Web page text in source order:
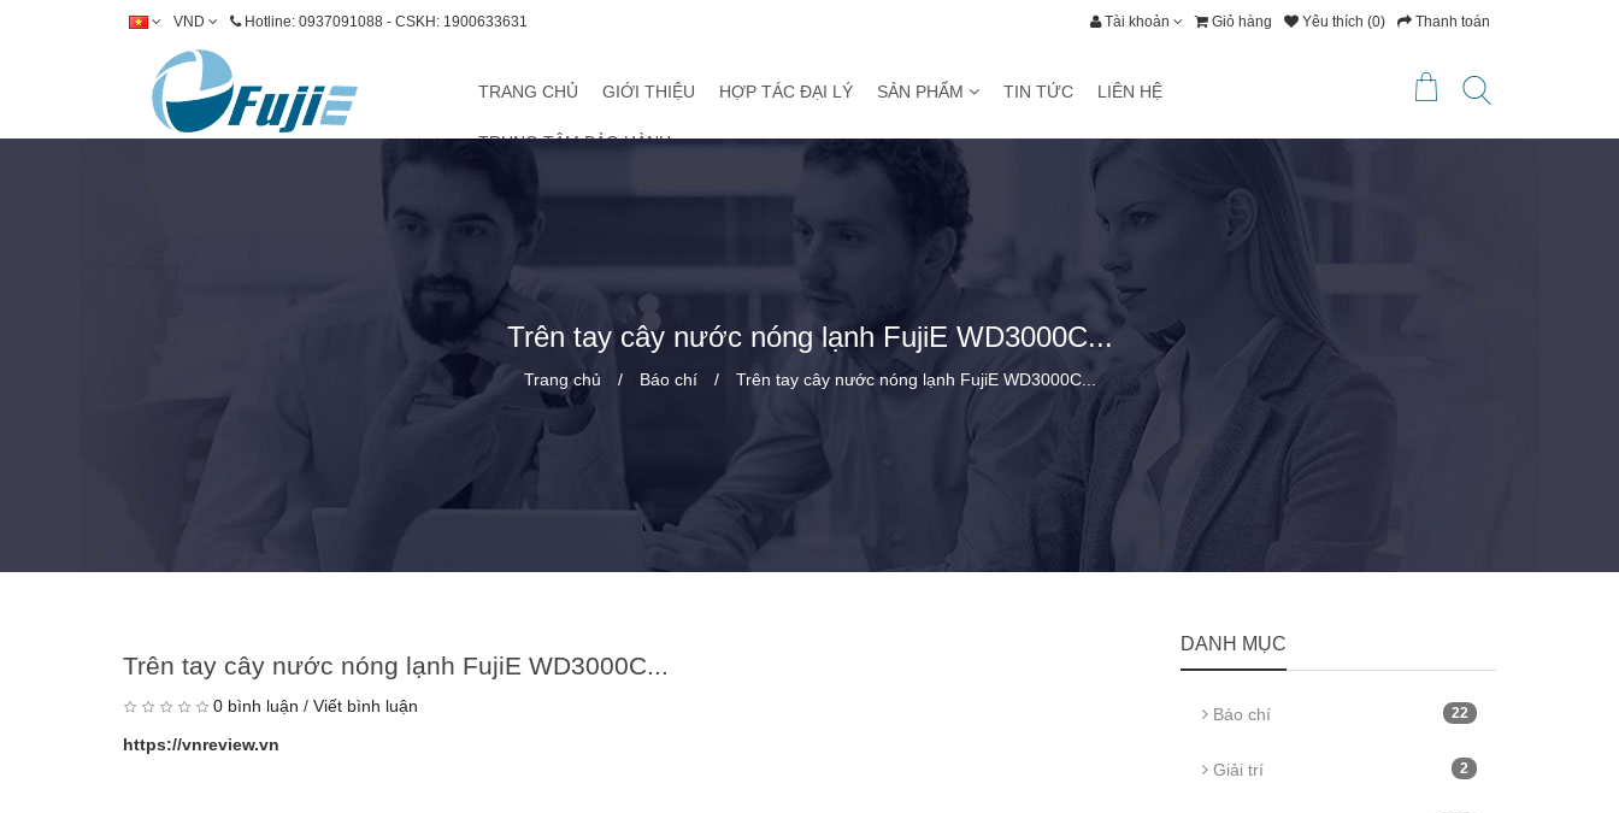
VND Hotline: 0937091088 - CSKH: 1900633631 Tài khoản Giỏ hàng Yêu thích (0) Thanh toán
TRANG CHỦ GIỚI THIỆU HỢP TÁC ĐẠI LÝ SẢN PHẨM TIN TỨC LIÊN HỆ
TRUNG TÂM BẢO HÀNH
Trên tay cây nước nóng lạnh FujiE WD3000C...
Trang chủ Báo chí Trên tay cây nước nóng lạnh FujiE WD3000C...
Trên tay cây nước nóng lạnh FujiE WD3000C...
0 bình luận / Viết bình luận
https://vnreview.vn
DANH MỤC
Báo chí 22
Giải trí 2